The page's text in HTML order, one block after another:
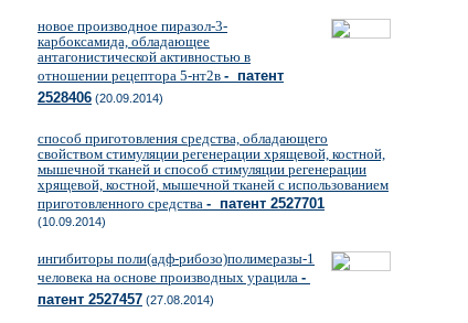
новое производное пиразол-3-
карбоксамида, обладающее
антагонистической активностью в
отношении рецептора 5-нт2в - патент
2528406 (20.09.2014)
способ приготовления средства, обладающего
свойством стимуляции регенерации хрящевой, костной,
мышечной тканей и способ стимуляции регенерации
хрящевой, костной, мышечной тканей с использованием
приготовленного средства - патент 2527701
(10.09.2014)
ингибиторы поли(адф-рибозо)полимеразы-1
человека на основе производных урацила -
патент 2527457 (27.08.2014)